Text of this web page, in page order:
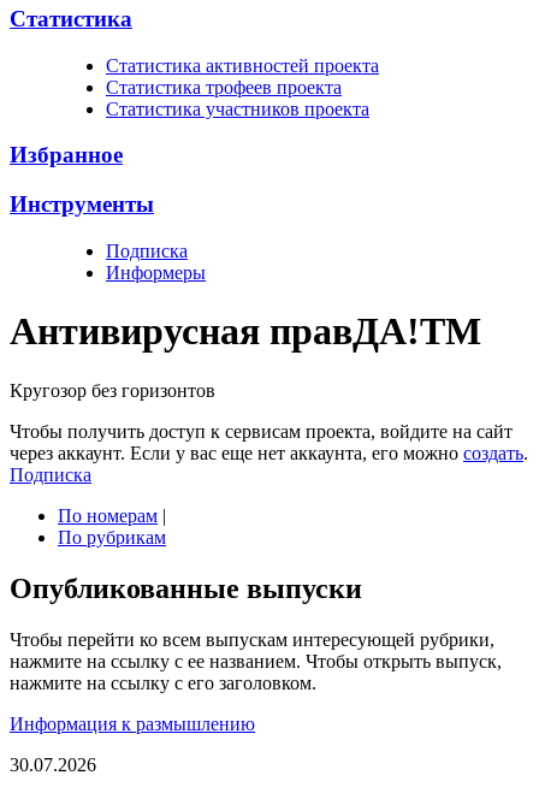
Статистика
Cтатистика активностей проекта
Cтатистика трофеев проекта
Cтатистика участников проекта
Избранное
Инструменты
Подписка
Информеры
Антивирусная правДА!TM
Кругозор без горизонтов
Чтобы получить доступ к сервисам проекта, войдите на сайт
через аккаунт. Если у вас еще нет аккаунта, его можно создать.
Подписка
По номерам |
По рубрикам
Опубликованные выпуски
Чтобы перейти ко всем выпускам интересующей рубрики,
нажмите на ссылку с ее названием. Чтобы открыть выпуск,
нажмите на ссылку с его заголовком.
Информация к размышлению
30.07.2026